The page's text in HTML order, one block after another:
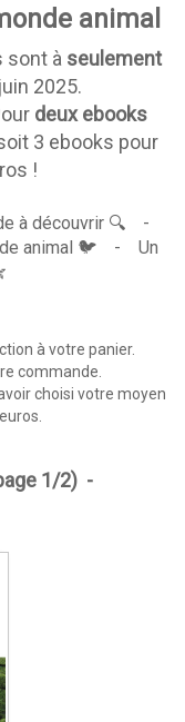
animal
sont à seulement
2025.
deux ebooks
3 ebooks pour
!
à découvrir 🔍 -
animal 🐦 - Un
à votre panier.
commande.
choisi votre moyen
1/2) -